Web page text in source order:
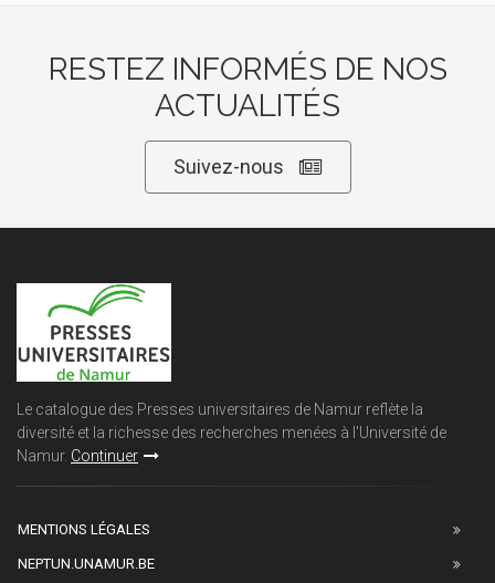
RESTEZ INFORMÉS DE NOS
ACTUALITÉS
Suivez-nous
Le catalogue des Presses universitaires de Namur reflète la
diversité et la richesse des recherches menées à l'Université de
Namur. Continuer
MENTIONS LÉGALES
NEPTUN.UNAMUR.BE